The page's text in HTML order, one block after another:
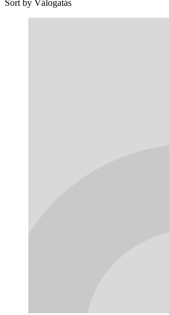
Sort by Válogatás